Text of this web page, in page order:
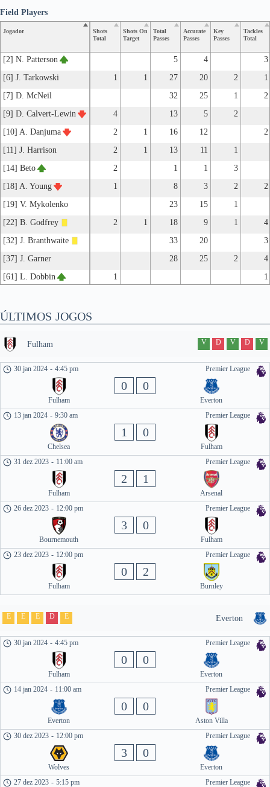
Jogador
Shots
Total
Shots On
Target
Total
Passes
Accurate
Passes
Key
Passes
Tackles
Total
[2] N. Patterson 5 4
3
[6] J. Tarkowski
1 1 27 20 2
1
[7] D. McNeil
32 25 1
2
[9] D. Calvert-Lewin
4 13 5
2
[10] A. Danjuma
2 1 16 12
2
[11] J. Harrison
2 1 13 11
1
[14] Beto
2 1 1
3
[18] A. Young
1 8 3 2
2
[19] V. Mykolenko
23 15
1
[22] B. Godfrey
2 1 18 9 1
4
[32] J. Branthwaite
33 20
3
[37] J. Garner
28 25 2
4
[61] L. Dobbin
1 1
Field Players
ÚLTIMOS JOGOS
Fulham V D V D V
Premier League
30 jan 2024 - 4:45 pm
Fulham
0 0
Everton
Premier League
13 jan 2024 - 9:30 am
Chelsea
1 0
Fulham
Premier League
31 dez 2023 - 11:00 am
Fulham
2 1
Arsenal
Premier League
26 dez 2023 - 12:00 pm
Bournemouth
3 0
Fulham
Premier League
23 dez 2023 - 12:00 pm
Fulham
0 2
Burnley
Everton
E E E D E
Premier League
30 jan 2024 - 4:45 pm
Fulham
0 0
Everton
Premier League
14 jan 2024 - 11:00 am
Everton
0 0
Aston Villa
Premier League
30 dez 2023 - 12:00 pm
Wolves
3 0
Everton
Premier League
27 dez 2023 - 5:15 pm